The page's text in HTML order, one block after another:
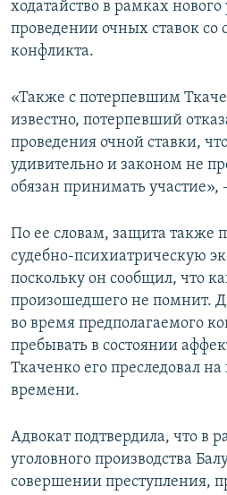
ходатайство в рамках нового
проведении очных ставок со
конфликта.
«Также с потерпевшим
известно, потерпевший
проведения очной ставки,
удивительно и законом не
обязан принимать участие»,
По ее словам, защита также
судебно-психиатрическую
поскольку он сообщил, что
произошедшего не помнит.
во время предполагаемого
пребывать в состоянии
Ткаченко его преследовал
времени.
Адвокат подтвердила, что в
уголовного производства
совершении преступления,